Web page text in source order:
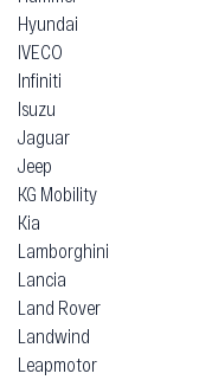
Hyundai
IVECO
Infiniti
Isuzu
Jaguar
Jeep
KG Mobility
Kia
Lamborghini
Lancia
Land Rover
Landwind
Leapmotor